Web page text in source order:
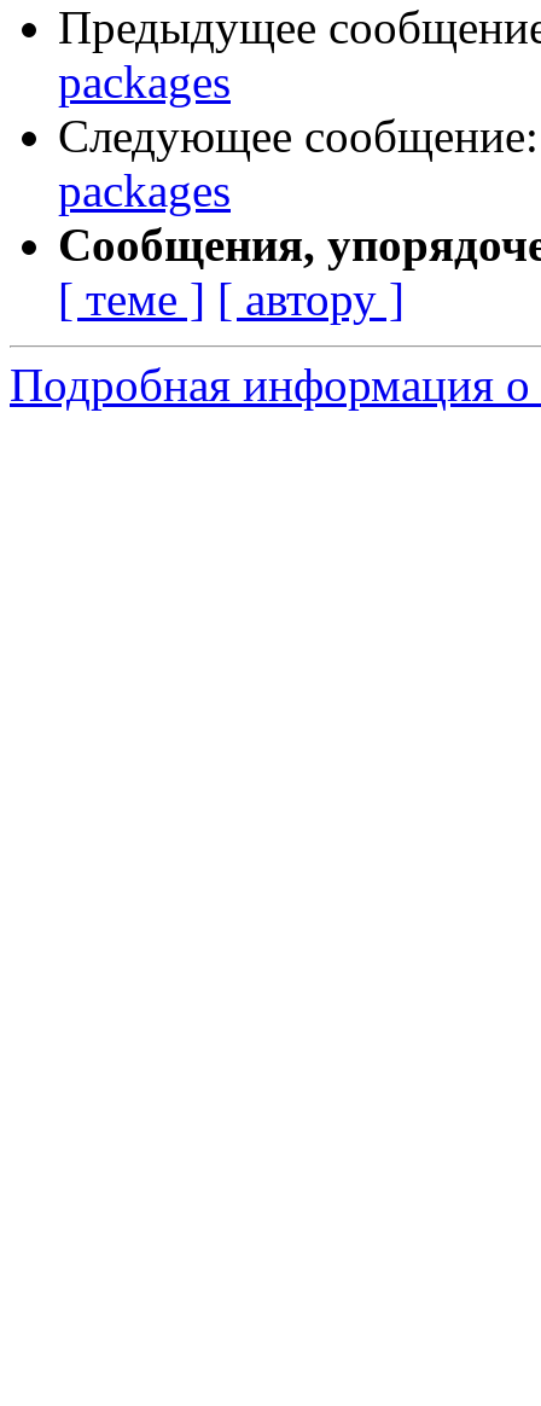
Предыдущее
packages
Следующее
packages
Сообщения,
[ теме ] [ автору ]
Подробная информация о